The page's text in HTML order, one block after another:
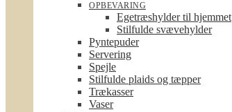
OPBEVARING
Egetræshylder til hjemmet
Stilfulde svævehylder
Pyntepuder
Servering
Spejle
Stilfulde plaids og tæpper
Trækasser
Vaser